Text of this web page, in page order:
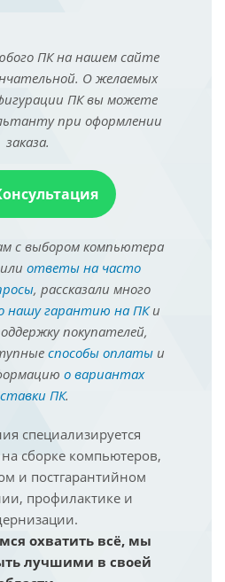
ПК на нашем сайте
О желаемых
ПК вы можете
при оформлении
заказа.
с выбором компьютера
ответы на часто
, рассказали много
нашу гарантию на ПКи
покупателей,
способы оплатыи
о вариантах
ПК.
специализируется
сборке компьютеров,
и постгарантийном
профилактике и
охватить всё, мы
лучшими в своей